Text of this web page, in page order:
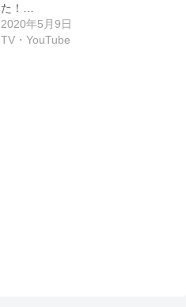
た！…
2020年5月9日
TV・YouTube